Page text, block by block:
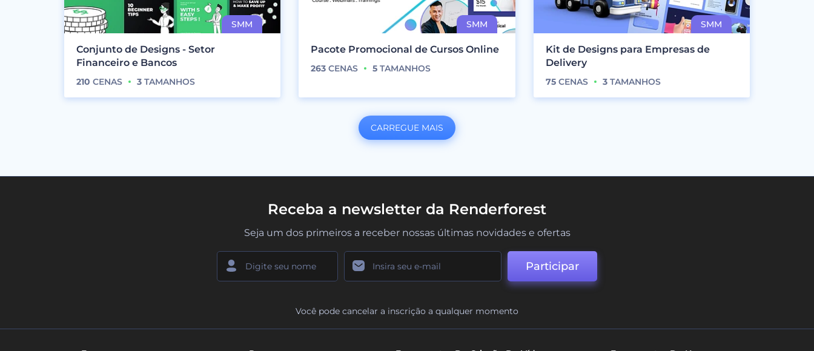
Conjunto de Designs - Setor
Financeiro e Bancos
210 CENAS 3 TAMANHOS
Pacote Promocional de Cursos Online
263 CENAS 5 TAMANHOS
Kit de Designs para Empresas de
Delivery
75CENAS 3TAMANHOS
CARREGUE MAIS
Receba a newsletter da Renderforest
Seja um dos primeiros a receber nossas últimas novidades e ofertas
Participar
Você pode cancelar a inscrição a qualquer momento